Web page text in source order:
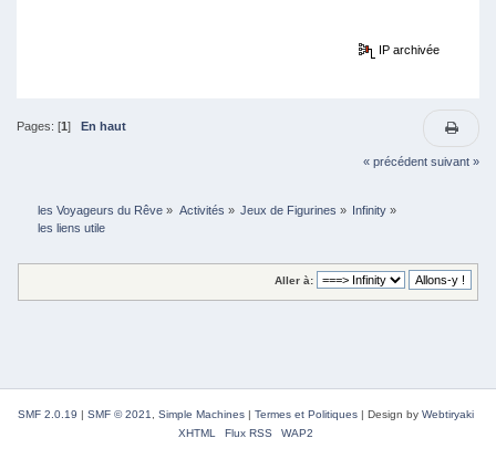
IP archivée
Pages: [1] En haut
« précédent suivant »
les Voyageurs du Rêve » Activités » Jeux de Figurines » Infinity »
les liens utile
Aller à:
SMF 2.0.19 | SMF © 2021 Simple Machines| Termes et Politiques | Design by Webtiryaki
XHTML
Flux RSS WAP2